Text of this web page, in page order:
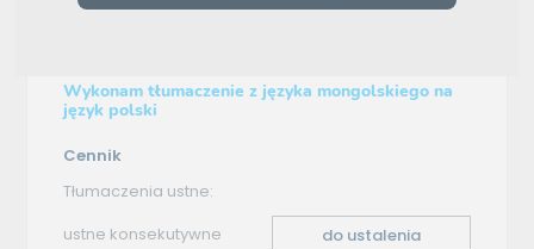
Wykonam tłumaczenie z języka mongolskiego na
język polski
Cennik
Tłumaczenia ustne:
ustne konsekutywne
do ustalenia